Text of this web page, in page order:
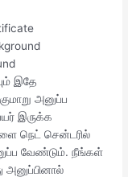
இதே
அனுப்ப
இருக்க
நெட் சென்டரில்
வேண்டும். நீங்கள்